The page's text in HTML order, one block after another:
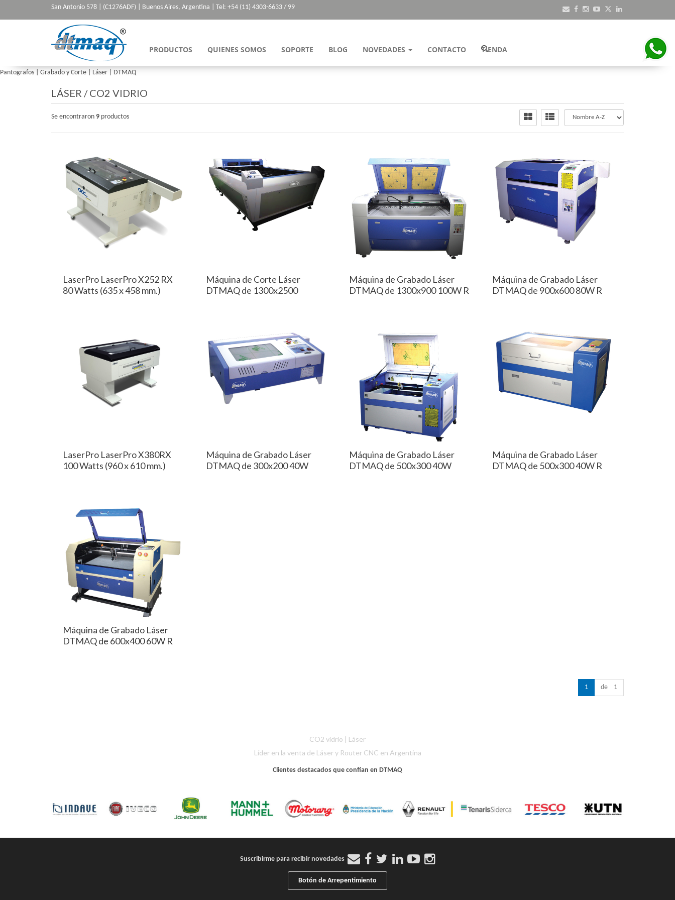
Pantografos | Grabado y Corte | Láser | DTMAQ
San Antonio 578 | (C1276ADF) | Buenos Aires, Argentina | Tel: +54 (11) 4303-6633 / 99
PRODUCTOS QUIENES SOMOS SOPORTE BLOG NOVEDADES CONTACTO TIENDA
LÁSER /CO2 VIDRIO
Se encontraron 9 productos
LaserPro LaserPro X252 RX
80 Watts (635 x 458 mm.)
Máquina de Corte Láser
DTMAQ de 1300x2500
Máquina de Grabado Láser
DTMAQ de 1300x900 100W R
Máquina de Grabado Láser
DTMAQ de 900x600 80W R
LaserPro LaserPro X380RX
100 Watts (960 x 610 mm.)
Máquina de Grabado Láser
DTMAQ de 300x200 40W
Máquina de Grabado Láser
DTMAQ de 500x300 40W
Máquina de Grabado Láser
DTMAQ de 500x300 40W R
Máquina de Grabado Láser
DTMAQ de 600x400 60W R
1 de 1
CO2 vidrio | Láser
Líder en la venta de Láser y Router CNC en Argentina
Clientes destacados que confían en DTMAQ
Suscribirme para recibir novedades
Botón de Arrepentimiento